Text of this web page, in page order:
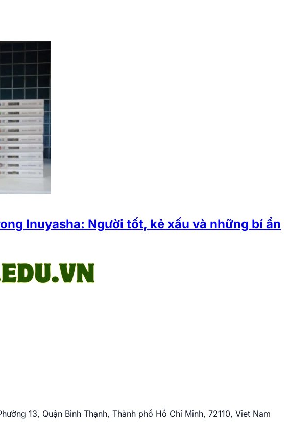
Inuyasha: Người tốt, kẻ xấu và những bí ẩn
13, Quận Bình Thạnh, Thành phố Hồ Chí Minh, 72110, Viet Nam